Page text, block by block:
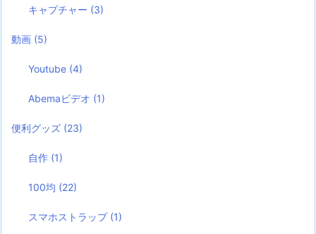
キャプチャー (3)
動画 (5)
Youtube (4)
Abemaビデオ (1)
便利グッズ (23)
自作 (1)
100均 (22)
スマホストラップ (1)